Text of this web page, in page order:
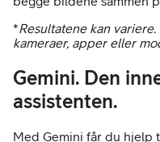
*Resultatene kan
kameraer, apper eller
Gemini. Den
assistenten.
Med Gemini får du hjelp